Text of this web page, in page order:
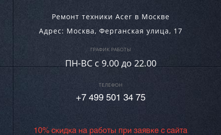
Ремонт техники Acer в Москве
Адрес: Москва, Ферганская улица, 17
ГРАФИК РАБОТЫ
ПН-ВC c 9.00 до 22.00
ТЕЛЕФОН
+7 499 501 34 75
10% скидка на работы при заявке с сайта